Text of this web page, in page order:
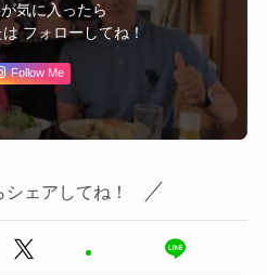
気に入ったら
フォローしてね！
Follow Me
ェアしてね！